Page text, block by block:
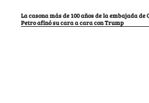
La casona más de 100 años de la embajada
Petro afinó su cara a cara con Trump